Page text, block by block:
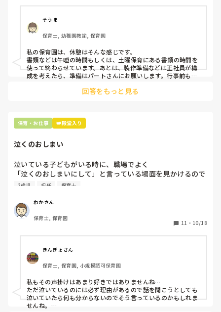
なふうにやりくりしているのか教えて頂きたいです‼️
そうま
保育士, 幼稚園教諭, 保育園
私の保育園は、休憩はそんな感じです。
書類などは午睡の時間もしくは、土曜保育にある書類の時間を
使って終わらせています。あとは、製作準備などは正社員が構
成を考えたら、準備はパートさんにお願いします。行事前も衣
なので、勤務時間内の休憩、午睡以外の時間は基本書類はやら
回答をもっと見る
保育・お仕事 👑殿堂入り
泣くのおしまい
泣いている子どもがいる時に、職場でよく
「泣くのおしまいにして」と言っている場面を見かけるので
すが、私はその言葉がけは本当に子どもの為となっているの
2歳児 担任 保育士
わかさん
保育士, 保育園
11 ・ 10/18
きんぎょさん
保育士, 保育園, 小規模認可保育園
私もその声掛けはあまり好きではありませんね…
ただ泣いているのには必ず理由があるので話を聞こうとしても
泣いていたら何も分からないのでそう言っているのかもしれま
せんね。